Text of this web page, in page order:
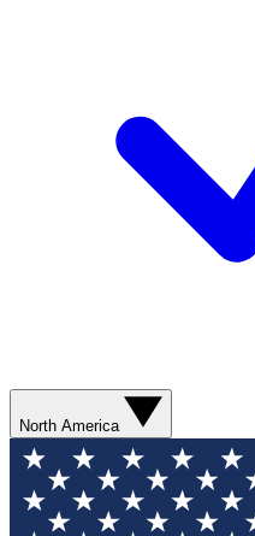
North America